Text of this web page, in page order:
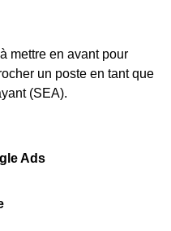
mettre en avant pour
un poste en tant que
(SEA).
Ads